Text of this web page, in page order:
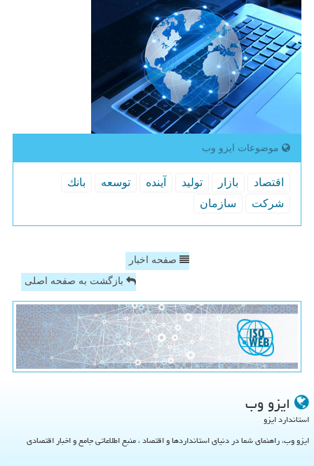
موضوعات ایزو وب
اقتصاد بازار تولید آینده توسعه
بانك
شركت
سازمان
صفحه اخبار
بازگشت به صفحه اصلی
ایزو وب
استاندارد ایزو
ایزو وب، راهنمای شما در دنیای استانداردها و اقتصاد ، منبع اطلاعاتی جامع و اخبار اقتصادی